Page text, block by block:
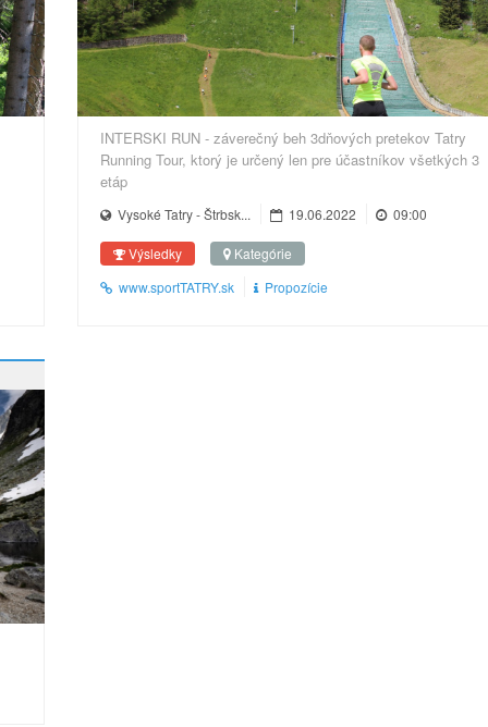
INTERSKI RUN - záverečný beh 3dňových pretekov Tatry
Running Tour, ktorý je určený len pre účastníkov všetkých 3
etáp
Vysoké Tatry - Štrbsk... 19.06.2022 09:00
Výsledky
Kategórie
www.sportTATRY.sk
Propozície